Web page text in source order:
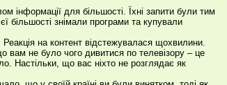
інформації для більшості. Їхні запити були тим
більшості знімали програми та купували
Реакція на контент відстежувалася щохвилини.
вам не було чого дивитися по телевізору – це
Настільки, що вас ніхто не розглядає як